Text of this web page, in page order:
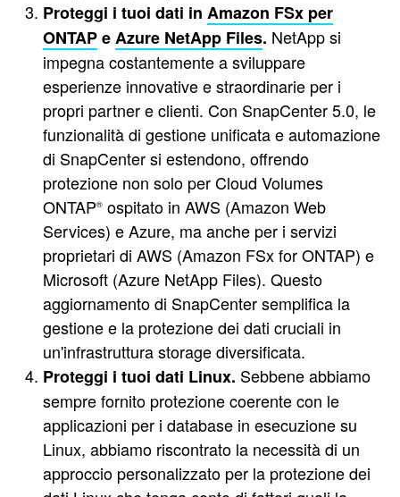
Proteggi i tuoi dati in Amazon FSx per
ONTAPeAzure NetApp Files. NetApp si
impegna costantemente a sviluppare
esperienze innovative e straordinarie per i
propri partner e clienti. Con SnapCenter 5.0, le
funzionalità di gestione unificata e automazione
di SnapCenter si estendono, offrendo
protezione non solo per Cloud Volumes
ONTAP® ospitato in AWS (Amazon Web
Services) e Azure, ma anche per i servizi
proprietari di AWS (Amazon FSx for ONTAP) e
Microsoft (Azure NetApp Files). Questo
aggiornamento di SnapCenter semplifica la
gestione e la protezione dei dati cruciali in
un'infrastruttura storage diversificata.
Proteggi i tuoi dati Linux. Sebbene abbiamo
sempre fornito protezione coerente con le
applicazioni per i database in esecuzione su
Linux, abbiamo riscontrato la necessità di un
approccio personalizzato per la protezione dei